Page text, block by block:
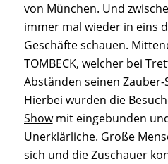
von München. Und
immer mal wieder in eins
Geschäfte schauen.
TOMBECK, welcher bei
Abständen seinen
Hierbei wurden die
Showmit eingebunden
Unerklärliche. Große
sich und die Zuschauer